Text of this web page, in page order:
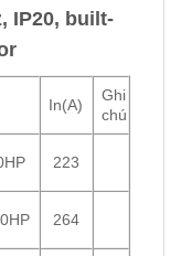
IP20, built-
In(A)
Ghi
chú
223
264